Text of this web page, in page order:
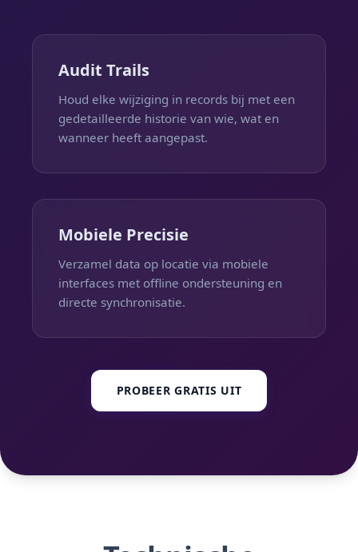
Audit Trails
Houd elke wijziging in records bij met een
gedetailleerde historie van wie, wat en
wanneer heeft aangepast.
Mobiele Precisie
Verzamel data op locatie via mobiele
interfaces met offline ondersteuning en
directe synchronisatie.
PROBEER GRATIS UIT